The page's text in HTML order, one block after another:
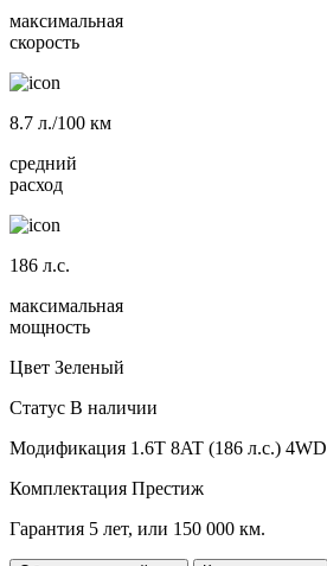
максимальная
скорость
8.7 л./100 км
средний
расход
186 л.с.
максимальная
мощность
Цвет Зеленый
Статус В наличии
Модификация 1.6T 8AT (186 л.с.) 4WD
Комплектация Престиж
Гарантия 5 лет, или 150 000 км.